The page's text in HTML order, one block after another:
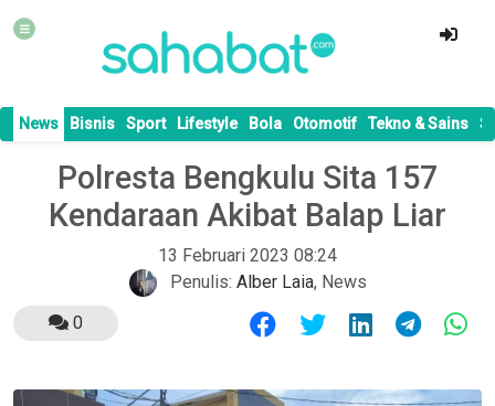
News Bisnis Sport Lifestyle Bola Otomotif Tekno & Sains
Polresta Bengkulu Sita 157
Kendaraan Akibat Balap Liar
13 Februari 2023 08:24
Penulis: Alber Laia, News
0